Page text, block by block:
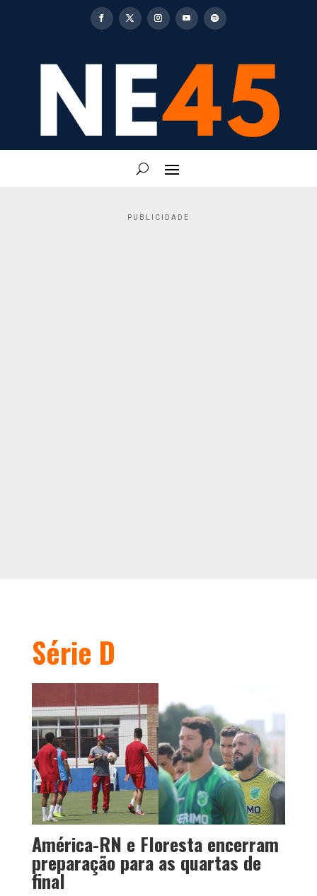
PUBLICIDADE
Série D
América-RN e Floresta encerram
preparação para as quartas de
final